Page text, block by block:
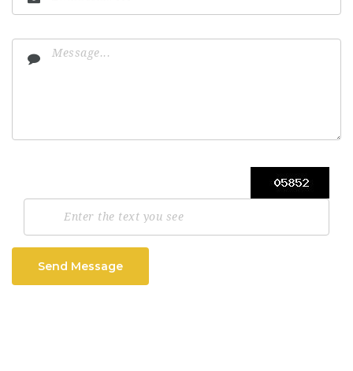
Send Message